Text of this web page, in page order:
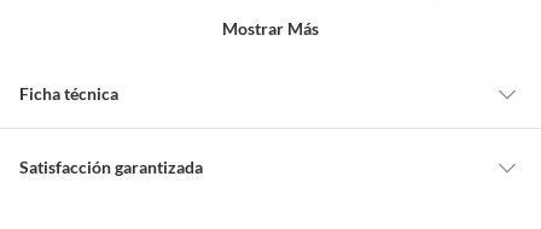
Mostrar Más
Ficha técnica
Alto
Satisfacción garantizada